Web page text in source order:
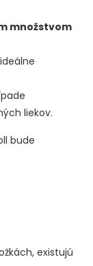
množstvom
liekov.
bude
existujú